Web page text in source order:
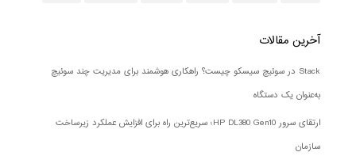
آخرین مقالات
Stack در سوئیچ سیسکو چیست؟ راهکاری هوشمند برای مدیریت چند سوئیچ
به‌عنوان یک دستگاه
ارتقای سرور HP DL380 Gen10؛ سریع‌ترین راه برای افزایش عملکرد زیرساخت
سازمان